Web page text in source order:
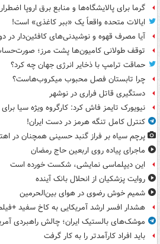
گرما برای پالایشگاه‌ها و منابع برق اروپا
ایالات متحده واقعاً یک «ببر کاغذی» است!
آیا مصرف قهوه و نوشیدنی‌های کافئین‌دار در
توقف طولانی کامیون‌ها پشت مرز؛
حماقت ترامپ با ذخایر انرژی جهان چه کرد؟
چرا تابستان فصل محبوب میکروب‌هاست؟
دستگیری قاتل فراری در نوشهر
نیویورک تایمز فاش کرد: کارگروه ویژه سیا
کنترل کامل تنگه هرمز در دست ایران!
پرچم سیاه بر فراز گنبد حسینی همچنان در
ماجرای پیاده روی اربعین حاج رمضان
این دیپلماسی نمایشی، شکست خورده است
روایت پزشکیان از انحلال بانک آینده
شمیم خوش رضوی در هوای بین‌الحرمین
هشدار افسر ارشد آمریکایی به کاخ سفید
موشک‌های بالستیک ایران؛ چالش راهبردی
باید افراد کارآمدتر را به کار گرفت